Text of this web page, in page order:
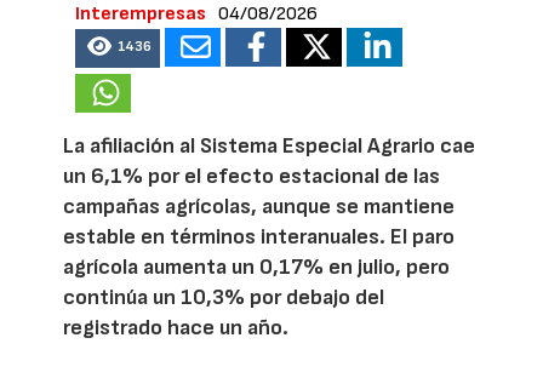
Interempresas
04/08/2026
1436
La afiliación al Sistema Especial Agrario cae
un 6,1% por el efecto estacional de las
campañas agrícolas, aunque se mantiene
estable en términos interanuales. El paro
agrícola aumenta un 0,17% en julio, pero
continúa un 10,3% por debajo del
registrado hace un año.